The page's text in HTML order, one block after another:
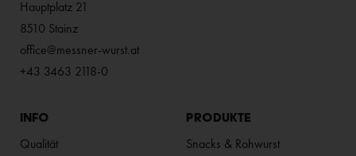
Hauptplatz 21
8510 Stainz
office@messner-wurst.at
+43 3463 2118-0
INFO
Qualität
PRODUKTE
Snacks & Rohwurst